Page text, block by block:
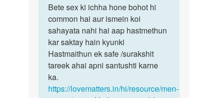
to
Mujhe
sex
krna
hai
by
Bete
sex
ki
ichha
hone
bohot…
Bete sex ki ichha hone bohot hi
common hai aur ismein koi
sahayata nahi hai aap hastmethun
kar saktay hain kyunki
Hastmaithun ek safe /surakshit
tareek ahai apni santushti karne
ka.
https://lovematters.in/hi/resource/men-